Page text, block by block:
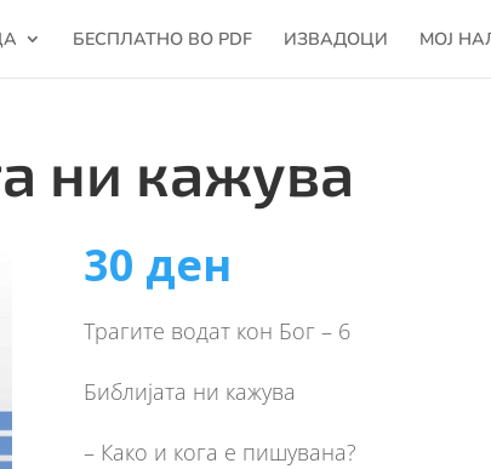
БЕСПЛАТНО ВО PDF ИЗВАДОЦИ МОЈ
ни кажува
30 ден
Трагите водат кон Бог – 6
Библијата ни кажува
– Како и кога е пишувана?